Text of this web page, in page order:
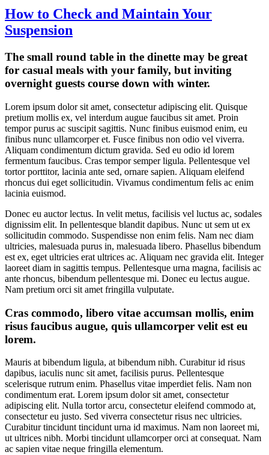
How to Check and Maintain Your
Suspension
The small round table in the dinette may be great
for casual meals with your family, but inviting
overnight guests course down with winter.
Lorem ipsum dolor sit amet, consectetur adipiscing elit. Quisque
pretium mollis ex, vel interdum augue faucibus sit amet. Proin
tempor purus ac suscipit sagittis. Nunc finibus euismod enim, eu
finibus nunc ullamcorper et. Fusce finibus non odio vel viverra.
Aliquam condimentum dictum gravida. Sed eu odio id lorem
fermentum faucibus. Cras tempor semper ligula. Pellentesque vel
tortor porttitor, lacinia ante sed, ornare sapien. Aliquam eleifend
rhoncus dui eget sollicitudin. Vivamus condimentum felis ac enim
lacinia euismod.
Donec eu auctor lectus. In velit metus, facilisis vel luctus ac, sodales
dignissim elit. In pellentesque blandit dapibus. Nunc ut sem ut ex
sollicitudin commodo. Suspendisse non enim felis. Nam nec diam
ultricies, malesuada purus in, malesuada libero. Phasellus bibendum
est ex, eget ultricies erat ultrices ac. Aliquam nec gravida elit. Integer
laoreet diam in sagittis tempus. Pellentesque urna magna, facilisis ac
ante rhoncus, bibendum pellentesque mi. Donec eu lectus augue.
Nam pretium orci sit amet fringilla vulputate.
Cras commodo, libero vitae accumsan mollis, enim
risus faucibus augue, quis ullamcorper velit est eu
lorem.
Mauris at bibendum ligula, at bibendum nibh. Curabitur id risus
dapibus, iaculis nunc sit amet, facilisis purus. Pellentesque
scelerisque rutrum enim. Phasellus vitae imperdiet felis. Nam non
condimentum erat. Lorem ipsum dolor sit amet, consectetur
adipiscing elit. Nulla tortor arcu, consectetur eleifend commodo at,
consectetur eu justo. Sed viverra consectetur risus nec ultricies.
Curabitur tincidunt tincidunt urna id maximus. Nam non laoreet mi,
ut ultrices nibh. Morbi tincidunt ullamcorper orci at consequat. Nam
ac sapien vitae neque fringilla elementum.